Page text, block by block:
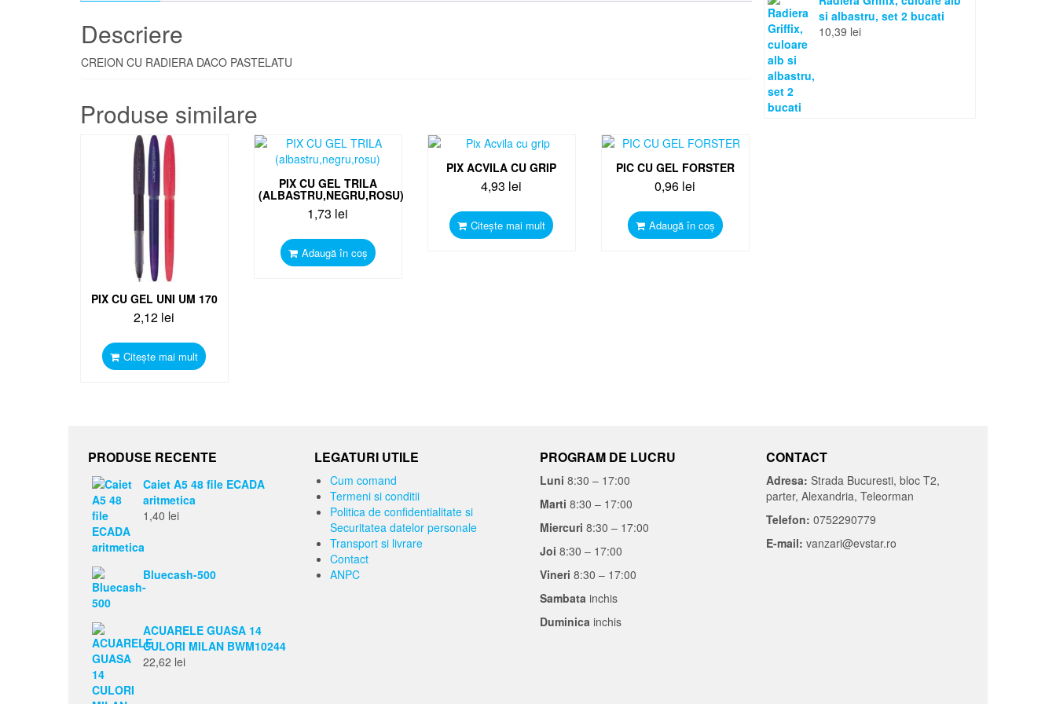
Descriere
CREION CU RADIERA DACO PASTELATU
Produse similare
PIX CU GEL UNI UM 170
2,12 lei
Citește mai mult
PIX CU GEL TRILA
(ALBASTRU,NEGRU,ROSU)
1,73 lei
Adaugă în coș
PIX ACVILA CU GRIP
4,93 lei
Citește mai mult
PIC CU GEL FORSTER
0,96 lei
Adaugă în coș
si albastru, set 2 bucati
10,39 lei
PRODUSE RECENTE
Caiet A5 48 file ECADA
aritmetica
1,40 lei
Bluecash-500
ACUARELE GUASA 14
CULORI MILAN BWM10244
22,62 lei
LEGATURI UTILE
Cum comand
Termeni si conditii
Politica de confidentialitate si
Securitatea datelor personale
Transport si livrare
Contact
ANPC
PROGRAM DE LUCRU
Luni 8:30 – 17:00
Marti 8:30 – 17:00
Miercuri 8:30 – 17:00
Joi 8:30 – 17:00
Vineri 8:30 – 17:00
Sambata inchis
Duminica inchis
CONTACT
Adresa: Strada Bucuresti, bloc T2,
parter, Alexandria, Teleorman
Telefon: 0752290779
E-mail: vanzari@evstar.ro